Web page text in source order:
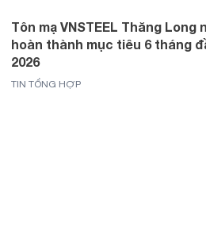
Tôn mạ VNSTEEL Thăng Long
hoàn thành mục tiêu 6 tháng
2026
TIN TỔNG HỢP